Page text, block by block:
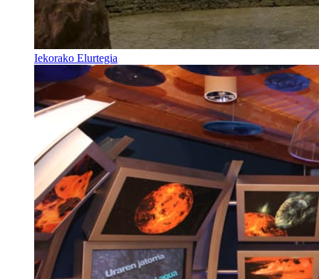
Iekorako Elurtegia